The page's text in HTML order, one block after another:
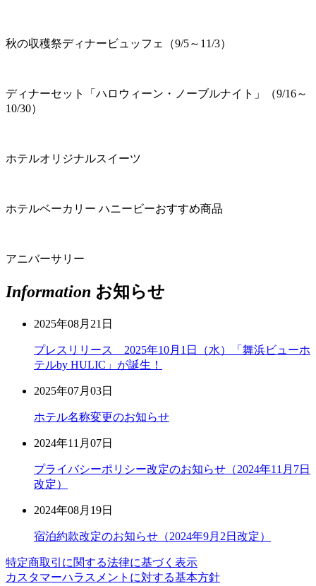
秋の収穫祭ディナービュッフェ（9/5～11/3）
ディナーセット「ハロウィーン・ノーブルナイト」（9/16～
10/30）
ホテルオリジナルスイーツ
ホテルベーカリー ハニービーおすすめ商品
アニバーサリー
Information お知らせ
2025年08月21日
プレスリリース 2025年10月1日（水）「舞浜ビューホ
テルby HULIC」が誕生！
2025年07月03日
ホテル名称変更のお知らせ
2024年11月07日
プライバシーポリシー改定のお知らせ（2024年11月7日
改定）
2024年08月19日
宿泊約款改定のお知らせ（2024年9月2日改定）
特定商取引に関する法律に基づく表示
カスタマーハラスメントに対する基本方針